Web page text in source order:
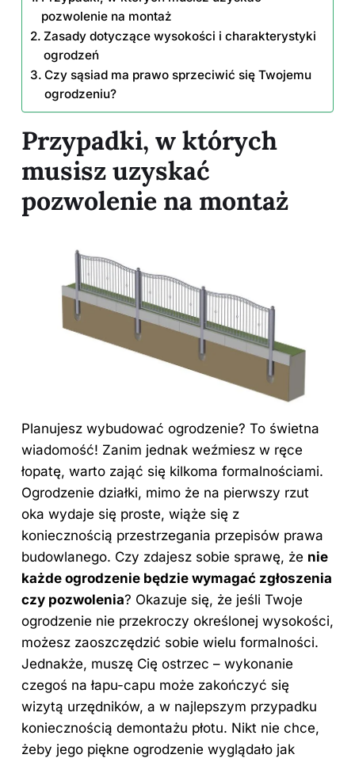
pozwolenie na montaż
Zasady dotyczące wysokości i charakterystyki
ogrodzeń
Czy sąsiad ma prawo sprzeciwić się Twojemu
ogrodzeniu?
Przypadki, w których
musisz uzyskać
pozwolenie na montaż
Planujesz wybudować ogrodzenie? To świetna
wiadomość! Zanim jednak weźmiesz w ręce
łopatę, warto zająć się kilkoma formalnościami.
Ogrodzenie działki, mimo że na pierwszy rzut
oka wydaje się proste, wiąże się z
koniecznością przestrzegania przepisów prawa
budowlanego. Czy zdajesz sobie sprawę, że nie
każde ogrodzenie będzie wymagać zgłoszenia
czy pozwolenia? Okazuje się, że jeśli Twoje
ogrodzenie nie przekroczy określonej wysokości,
możesz zaoszczędzić sobie wielu formalności.
Jednakże, muszę Cię ostrzec – wykonanie
czegoś na łapu-capu może zakończyć się
wizytą urzędników, a w najlepszym przypadku
koniecznością demontażu płotu. Nikt nie chce,
żeby jego piękne ogrodzenie wyglądało jak